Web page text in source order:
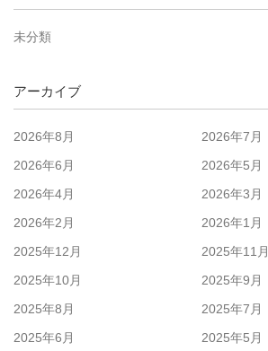
未分類
アーカイブ
2026年8月
2026年7月
2026年6月
2026年5月
2026年4月
2026年3月
2026年2月
2026年1月
2025年12月
2025年11月
2025年10月
2025年9月
2025年8月
2025年7月
2025年6月
2025年5月